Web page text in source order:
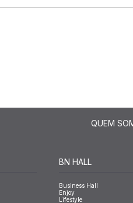
QUEM
BN HALL
Business Hall
Enjoy
Lifestyle